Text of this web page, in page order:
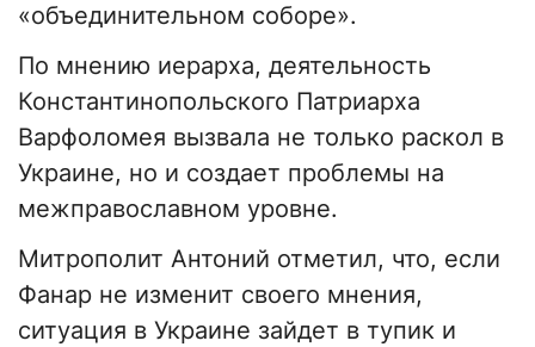
«объединительном соборе».
По мнению иерарха, деятельность
Константинопольского Патриарха
Варфоломея вызвала не только раскол в
Украине, но и создает проблемы на
межправославном уровне.
Митрополит Антоний отметил, что, если
Фанар не изменит своего мнения,
ситуация в Украине зайдет в тупик и